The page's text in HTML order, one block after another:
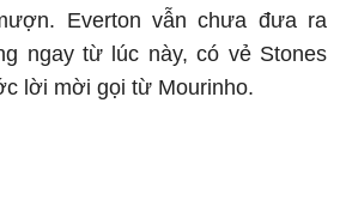
Everton vẫn chưa đưa ra
ngay từ lúc này, có vẻ Stones
lời mời gọi từ Mourinho.